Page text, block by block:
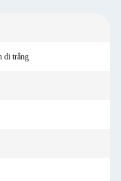
di trắng